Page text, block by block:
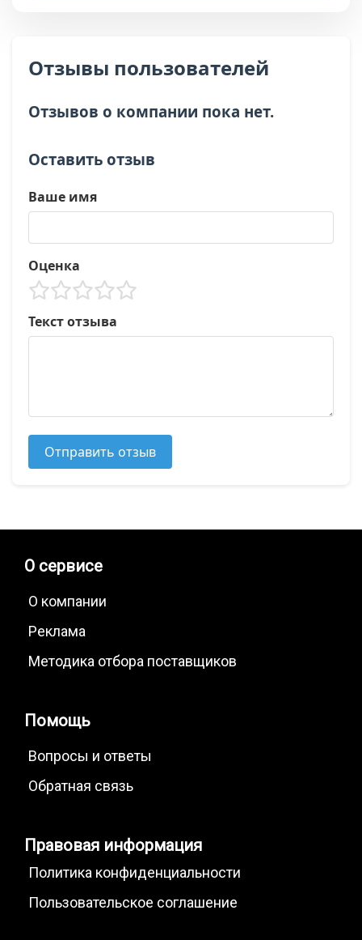
Отзывы пользователей
Отзывов о компании пока нет.
Оставить отзыв
Ваше имя
Оценка
Текст отзыва
Отправить отзыв
О сервисе
О компании
Реклама
Методика отбора поставщиков
Помощь
Вопросы и ответы
Обратная связь
Правовая информация
Политика конфиденциальности
Пользовательское соглашение